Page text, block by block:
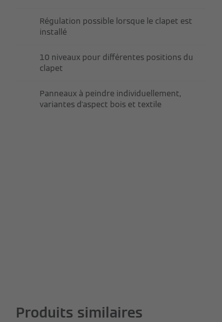
Régulation possible lorsque le clapet est
installé
10 niveaux pour différentes positions du
clapet
Panneaux à peindre individuellement,
variantes d'aspect bois et textile
Produits similaires